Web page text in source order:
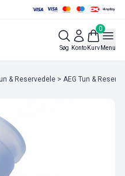
Søg Konto
0
KurvMenu
& Reservedele > AEG Tun &